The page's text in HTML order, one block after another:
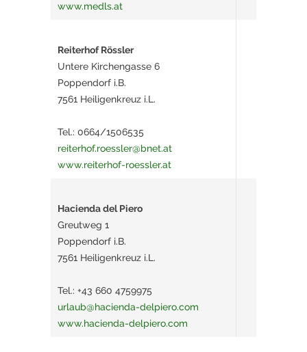
www.medls.at
Reiterhof Rössler
Untere Kirchengasse 6
Poppendorf i.B.
7561 Heiligenkreuz i.L.
Tel.: 0664/1506535
reiterhof.roessler@bnet.at
www.reiterhof-roessler.at
Hacienda del Piero
Greutweg 1
Poppendorf i.B.
7561 Heiligenkreuz i.L.
Tel.: +43 660 4759975
urlaub@hacienda-delpiero.com
www.hacienda-delpiero.com